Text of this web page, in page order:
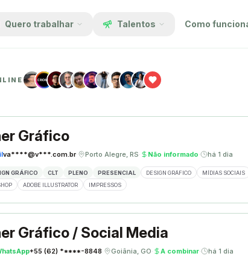
Quero trabalhar Talentos Como
Gráfico
va****@v***.com.br· Porto Alegre, RS· Não informado· há 1 dia
GRÁFICO CLT PLENO PRESENCIAL DESIGN GRÁFICO
MÍDIAS SOCIAIS
ADOBE ILLUSTRATOR IMPRESSOS
Gráfico / Social Media
+55 (62) *****-8848· Goiânia, GO· A combinar· há 1 dia